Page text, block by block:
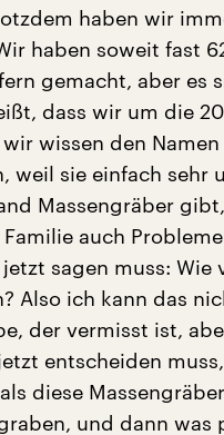
haben wir
haben soweit fast
gemacht, aber es
dass wir um die
wissen den
weil sie einfach sehr
Massengräber
auch
sagen muss:
Also ich kann das
der vermisst ist,
entscheiden
diese
und dann was